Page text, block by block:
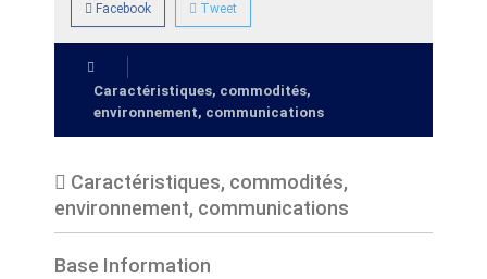
Facebook Tweet
Caractéristiques, commodités,
environnement, communications
Caractéristiques, commodités,
environnement, communications
Base Information